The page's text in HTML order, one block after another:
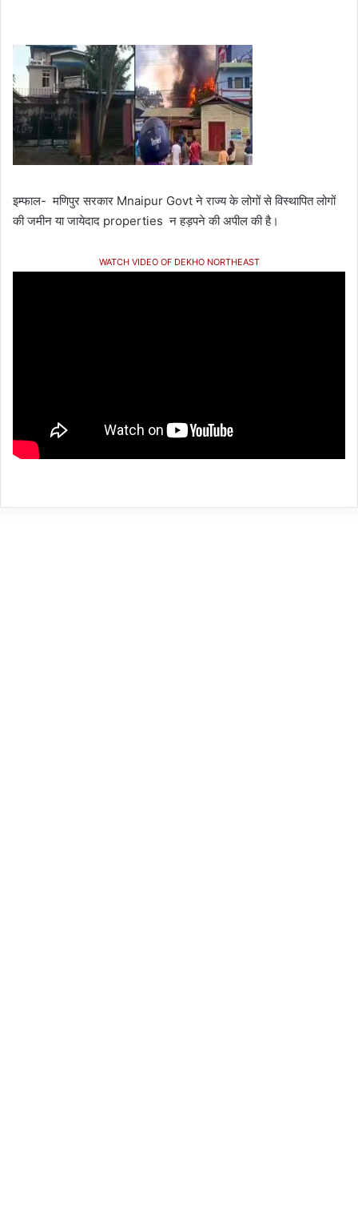
इम्फाल- मणिपुर सरकार Mnaipur Govt ने राज्य के लोगों से विस्थापित लोगों
की जमीन या जायेदाद properties न हड़पने की अपील की है।
WATCH VIDEO OF DEKHO NORTHEAST